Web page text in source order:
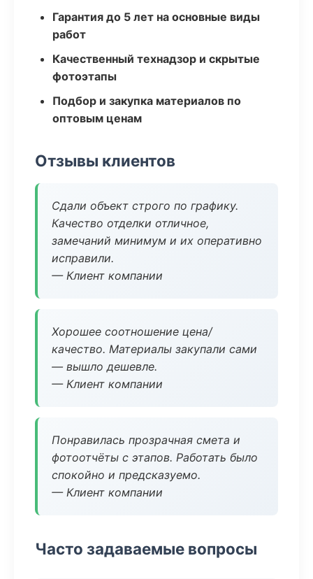
Гарантия до 5 лет на основные виды
работ
Качественный технадзор и скрытые
фотоэтапы
Подбор и закупка материалов по
оптовым ценам
Отзывы клиентов
Сдали объект строго по графику.
Качество отделки отличное,
замечаний минимум и их оперативно
исправили.
— Клиент компании
Хорошее соотношение цена/
качество. Материалы закупали сами
— вышло дешевле.
— Клиент компании
Понравилась прозрачная смета и
фотоотчёты с этапов. Работать было
спокойно и предсказуемо.
— Клиент компании
Часто задаваемые вопросы